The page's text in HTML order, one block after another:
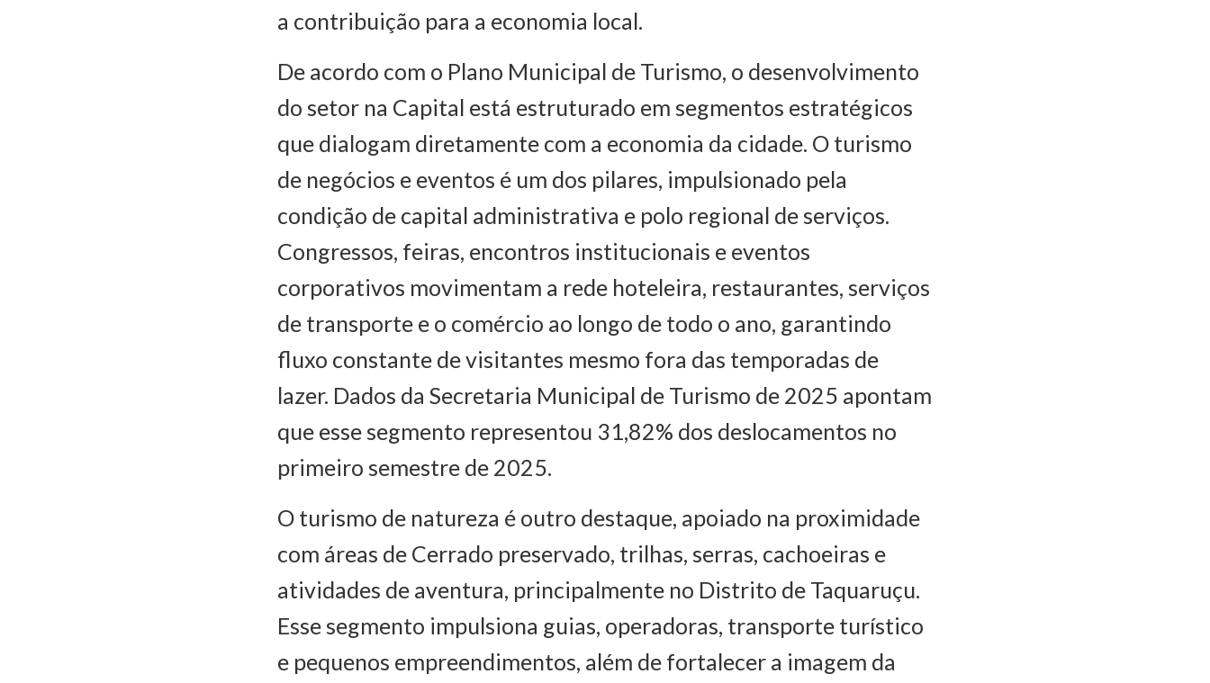
a contribuição para a economia local.
De acordo com o Plano Municipal de Turismo, o desenvolvimento
do setor na Capital está estruturado em segmentos estratégicos
que dialogam diretamente com a economia da cidade. O turismo
de negócios e eventos é um dos pilares, impulsionado pela
condição de capital administrativa e polo regional de serviços.
Congressos, feiras, encontros institucionais e eventos
corporativos movimentam a rede hoteleira, restaurantes, serviços
de transporte e o comércio ao longo de todo o ano, garantindo
fluxo constante de visitantes mesmo fora das temporadas de
lazer. Dados da Secretaria Municipal de Turismo de 2025 apontam
que esse segmento representou 31,82% dos deslocamentos no
primeiro semestre de 2025.
O turismo de natureza é outro destaque, apoiado na proximidade
com áreas de Cerrado preservado, trilhas, serras, cachoeiras e
atividades de aventura, principalmente no Distrito de Taquaruçu.
Esse segmento impulsiona guias, operadoras, transporte turístico
e pequenos empreendimentos, além de fortalecer a imagem da